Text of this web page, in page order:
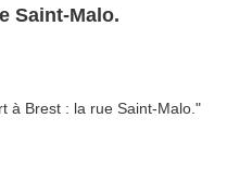
Saint-Malo.